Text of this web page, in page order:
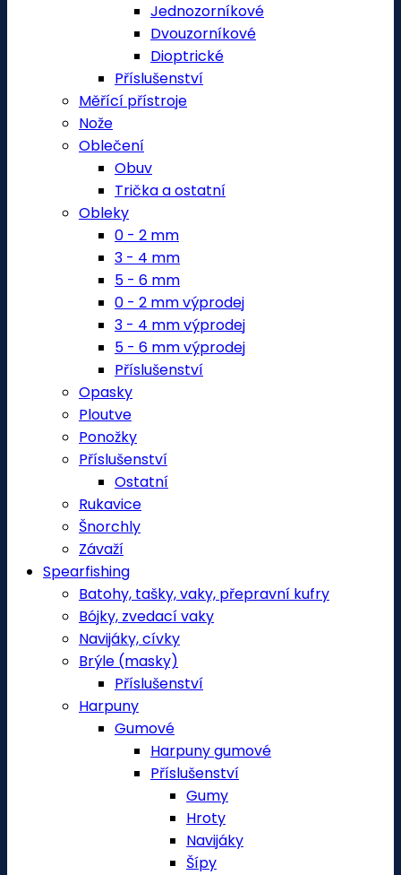
Jednozorníkové
Dvouzorníkové
Dioptrické
Příslušenství
Měřící přístroje
Nože
Oblečení
Obuv
Trička a ostatní
Obleky
0 - 2 mm
3 - 4 mm
5 - 6 mm
0 - 2 mm výprodej
3 - 4 mm výprodej
5 - 6 mm výprodej
Příslušenství
Opasky
Ploutve
Ponožky
Příslušenství
Ostatní
Rukavice
Šnorchly
Závaží
Spearfishing
Batohy, tašky, vaky, přepravní kufry
Bójky, zvedací vaky
Navijáky, cívky
Brýle (masky)
Příslušenství
Harpuny
Gumové
Harpuny gumové
Příslušenství
Gumy
Hroty
Navijáky
Šípy